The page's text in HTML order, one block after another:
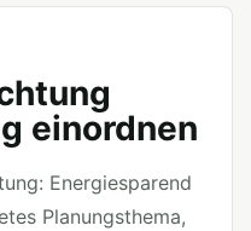
einordnen
Energiesparend
Planungsthema,